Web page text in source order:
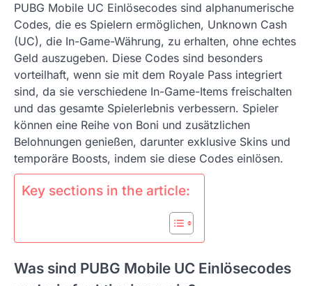
PUBG Mobile UC Einlösecodes sind alphanumerische
Codes, die es Spielern ermöglichen, Unknown Cash
(UC), die In-Game-Währung, zu erhalten, ohne echtes
Geld auszugeben. Diese Codes sind besonders
vorteilhaft, wenn sie mit dem Royale Pass integriert
sind, da sie verschiedene In-Game-Items freischalten
und das gesamte Spielerlebnis verbessern. Spieler
können eine Reihe von Boni und zusätzlichen
Belohnungen genießen, darunter exklusive Skins und
temporäre Boosts, indem sie diese Codes einlösen.
Key sections in the article:
Was sind PUBG Mobile UC Einlösecodes